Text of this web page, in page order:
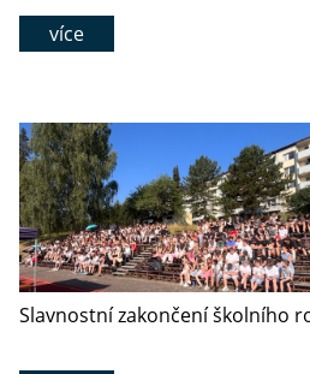
více
Slavnostní zakončení školního